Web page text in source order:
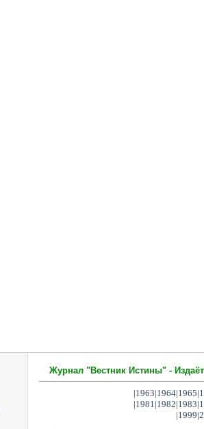
Журнал "Вестник Истины" -
|1963|1964|1965|
|1981|1982|1983|
|1999|